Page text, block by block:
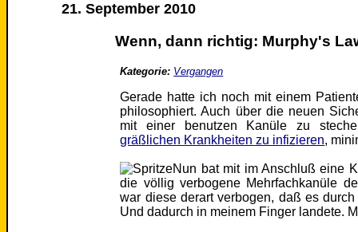
21. September 2010
Wenn, dann richtig: Murphy's
Kategorie: Vergangen
Gerade hatte ich noch mit einem
philosophiert. Auch über die neuen
mit einer benutzen Kanüle zu
gräßlichen Krankheiten zu infizieren,
Nun bat mit im Anschluß eine
die völlig verbogene Mehrfachkanüle
war diese derart verbogen, daß es
Und dadurch in meinem Finger landete.